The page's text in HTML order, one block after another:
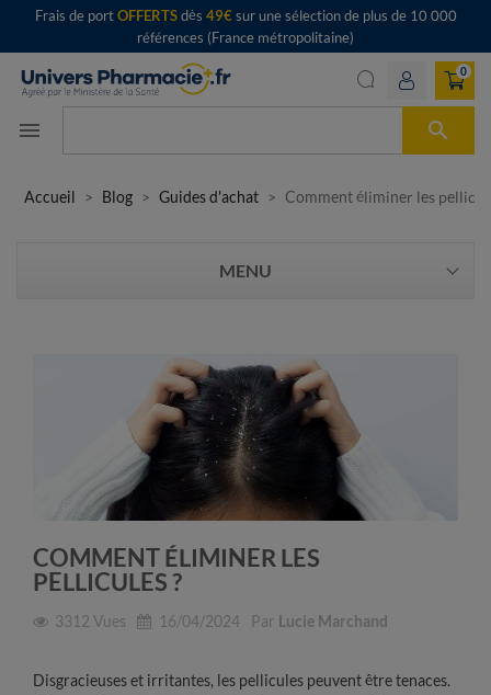
Frais de portOFFERTSdès 49€sur une sélection de plus de 10 000
références (France métropolitaine)
menu 
0
Accueil Blog Guides d'achat Comment éliminer les
MENU
COMMENT ÉLIMINER LES
PELLICULES ?
3312 Vues 16/04/2024 Par Lucie Marchand
Disgracieuses et irritantes, les pellicules peuvent être tenaces.